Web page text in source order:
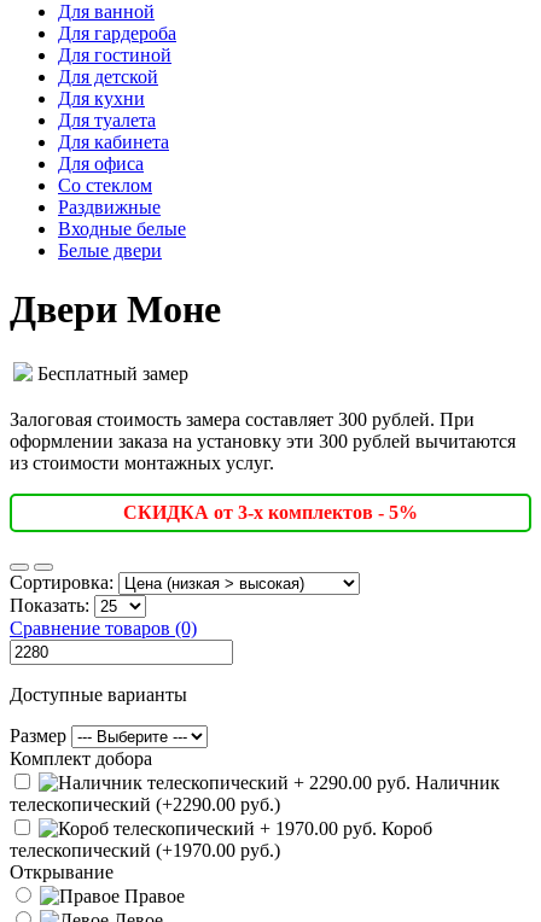
Для ванной
Для гардероба
Для гостиной
Для детской
Для кухни
Для туалета
Для кабинета
Для офиса
Со стеклом
Раздвижные
Входные белые
Белые двери
Двери Моне
Бесплатный замер
Залоговая стоимость замера составляет 300 рублей. При
оформлении заказа на установку эти 300 рублей вычитаются
из стоимости монтажных услуг.
СКИДКА от 3-х комплектов - 5%
Сортировка:
Показать:
Сравнение товаров (0)
Доступные варианты
Размер
Комплект добора
Наличник
телескопический (+2290.00 руб.)
Короб
телескопический (+1970.00 руб.)
Открывание
Правое